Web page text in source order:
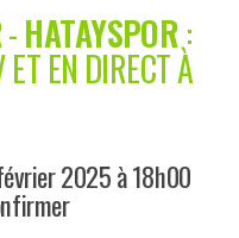
-HATAYSPOR:
EN DIRECT À
2025 à 18h00